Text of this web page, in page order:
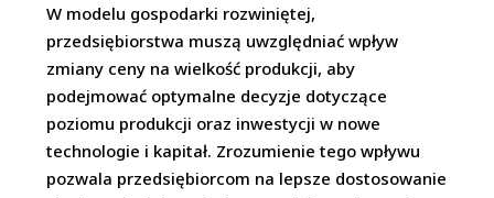
W modelu gospodarki rozwiniętej,
przedsiębiorstwa muszą uwzględniać wpływ
zmiany ceny na wielkość produkcji, aby
podejmować optymalne decyzje dotyczące
poziomu produkcji oraz inwestycji w nowe
technologie i kapitał. Zrozumienie tego wpływu
pozwala przedsiębiorcom na lepsze dostosowanie